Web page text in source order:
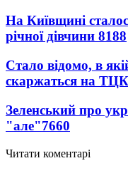
На Київщині
річної дівчини 8188
Стало відомо, в
скаржаться на ТЦК
Зеленський про
"але"7660
Читати коментарі